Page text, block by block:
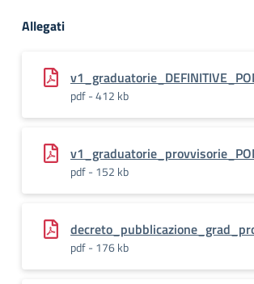
Allegati
pdf - 412 kb
pdf - 152 kb
pdf - 176 kb